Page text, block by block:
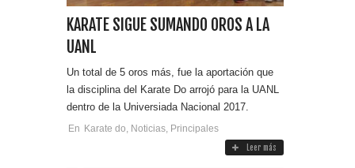
KARATE SIGUE SUMANDO OROS A LA
UANL
Un total de 5 oros más, fue la aportación que
la disciplina del Karate Do arrojó para la UANL
dentro de la Universiada Nacional 2017.
En Karate do Noticias Principales
Leer más